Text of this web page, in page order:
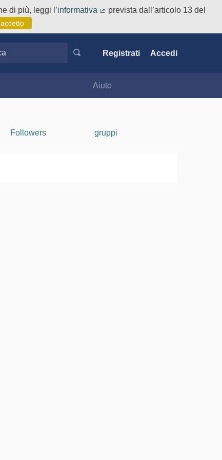
di più, leggi l’informativa
prevista dall’articolo 13 del
Registrati Accedi
Aiuto
Followers gruppi